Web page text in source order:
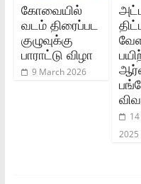
கோவையில்
வடம் திரைப்பட
குழுவுக்கு
பாராட்டு விழா
9 March 2026
2025